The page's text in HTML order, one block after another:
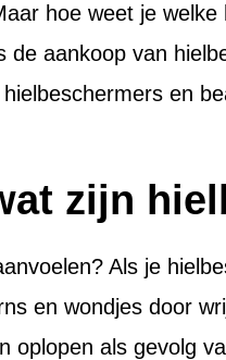
hoe weet je
aankoop van
en
zijn
Als je
en wondjes door
oplopen als gevolg